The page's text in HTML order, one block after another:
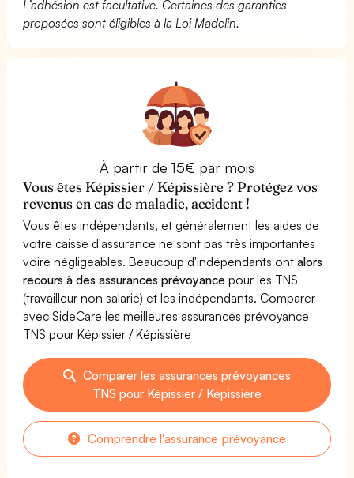
L’adhésion est facultative. Certaines des garanties
proposées sont éligibles à la Loi Madelin.
À partir de 15€ par mois
Vous êtes Képissier / Képissière ? Protégez vos
revenus en cas de maladie, accident !
Vous êtes indépendants, et généralement les aides de
votre caisse d'assurance ne sont pas très importantes
voire négligeables. Beaucoup d'indépendants ontalors
recours à des assurances prévoyance pour les TNS
(travailleur non salarié) et les indépendants. Comparer
avec SideCare les meilleures assurances prévoyance
TNS pour Képissier / Képissière
Comparer les assurances prévoyances
TNS pour Képissier / Képissière
Comprendre l'assurance prévoyance